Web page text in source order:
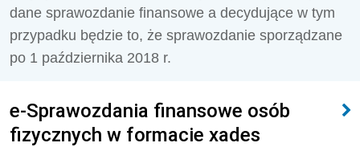
dane sprawozdanie finansowe a decydujące w tym
przypadku będzie to, że sprawozdanie sporządzane
po 1 października 2018 r.
e-Sprawozdania finansowe osób
fizycznych w formacie xades